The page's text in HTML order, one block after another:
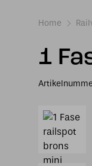
Home
1